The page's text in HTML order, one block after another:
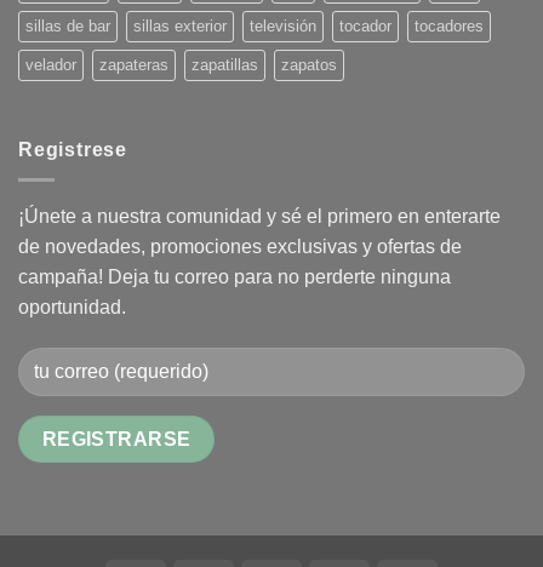
sillas de bar sillas exterior televisión tocador tocadores
velador zapateras zapatillas zapatos
Registrese
¡Únete a nuestra comunidad y sé el primero en enterarte
de novedades, promociones exclusivas y ofertas de
campaña! Deja tu correo para no perderte ninguna
oportunidad.